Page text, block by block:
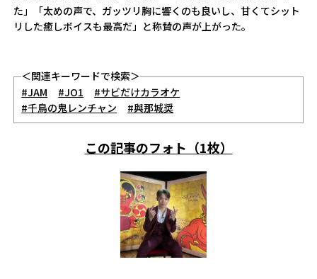
た」「太めの声で、ガッツリ胸に響くのも良いし、甘くてシット
リした癒しボイスも最高だ」と称賛の声が上がった。
＜関連キーワードで検索＞
#JAM
#JO1
#サビだけカラオケ
#千鳥の鬼レンチャン
#與那城奨
この記事のフォト（1枚）